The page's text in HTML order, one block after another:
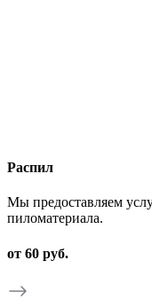
Распил
Мы предоставляем
пиломатериала.
от 60 руб.